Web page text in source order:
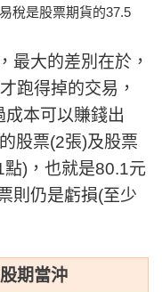
稅是股票期貨的37.5
最大的差別在於，
跑得掉的交易，
本可以賺錢出
股票(2張)及股票
)，也就是80.1元
則仍是虧損(至少
股期當沖